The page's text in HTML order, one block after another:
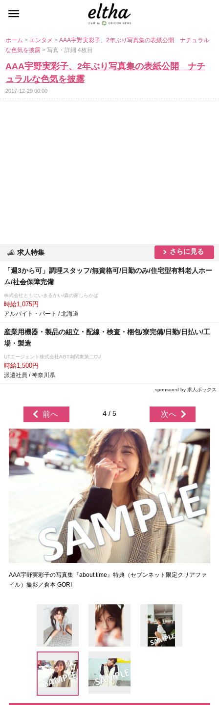
ホーム> エンタメ>AAA宇野実彩子、2年ぶり写真集の表紙公開 ナチュラル
な色気を披露> 写真・詳細 4枚目
AAA宇野実彩子、2年ぶり写真集の表紙公開 ナチ
ュラルな色気を披露
2017-12-29 00:00
求人特集 さらに見る
「週3から可」調理スタッフ/無資格可/日勤のみ/住宅型有料老人ホー
ム/社会保障完備
株式会社ともにいきるかい/森の家しらかば
時給1,075円
アルバイト・パート / 北海道
産業用機器・製品の組立・配線・検査・梱包/寮完備/日勤/日払い/工
場・製造
UTエージェント株式会社AGT南関東第二CU
時給1,500円
派遣社員 / 神奈川県
sponsored by 求人ボックス
前へ 4 / 5 次へ
AAA宇野実彩子の写真集『about time』特典（セブンネット限定クリアファ
イル）撮影／倉本 GORI